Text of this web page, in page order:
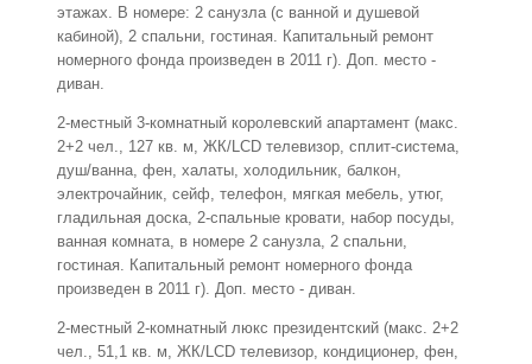
этажах. В номере: 2 санузла (с ванной и душевой
кабиной), 2 спальни, гостиная. Капитальный ремонт
номерного фонда произведен в 2011 г). Доп. место -
диван.
2-местный 3-комнатный королевский апартамент (макс.
2+2 чел., 127 кв. м, ЖК/LCD телевизор, сплит-система,
душ/ванна, фен, халаты, холодильник, балкон,
электрочайник, сейф, телефон, мягкая мебель, утюг,
гладильная доска, 2-спальные кровати, набор посуды,
ванная комната, в номере 2 санузла, 2 спальни,
гостиная. Капитальный ремонт номерного фонда
произведен в 2011 г). Доп. место - диван.
2-местный 2-комнатный люкс президентский (макс. 2+2
чел., 51,1 кв. м, ЖК/LCD телевизор, кондиционер, фен,